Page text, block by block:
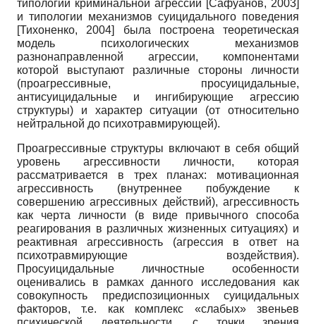
типологии криминальной агрессии [Сафуанов, 2003]
и типологии механизмов суицидального поведения
[Тихоненко, 2004]
была построена теоретическая
модель психологических механизмов
разнонаправленной агрессии, компонентами
которой выступают различные стороны личности
(проагрессивные, просуицидальные,
антисуицидальные и ингибирующие агрессию
структуры) и характер ситуации (от относительно
нейтральной до психотравмирующей).
Проагрессивные структуры включают в себя общий
уровень агрессивности личности, которая
рассматривается в трех планах: мотивационная
агрессивность (внутреннее побуждение к
совершению агрессивных действий), агрессивность
как черта личности (в виде привычного способа
реагирования в различных жизненных ситуациях) и
реактивная агрессивность (агрессия в ответ на
психотравмирующие воздействия).
Просуицидальные личностные особенности
оценивались в рамках данного исследования как
совокупность предиспозиционных суицидальных
факторов, т.е. как комплекс «слабых» звеньев